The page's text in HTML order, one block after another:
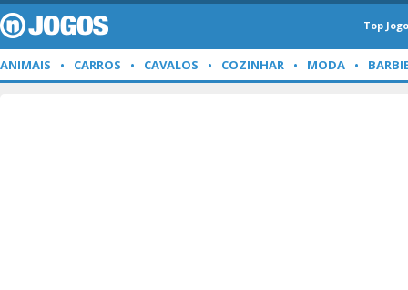
Top
ANIMAIS CARROS CAVALOS COZINHAR MODA